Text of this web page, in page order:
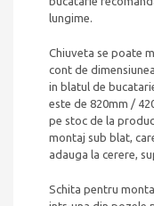
lungime.
Chiuveta se poate
cont de
in blatul de
este de 820mm /
pe stoc de la
montaj sub blat,
adauga la cerere,
Schita pentru